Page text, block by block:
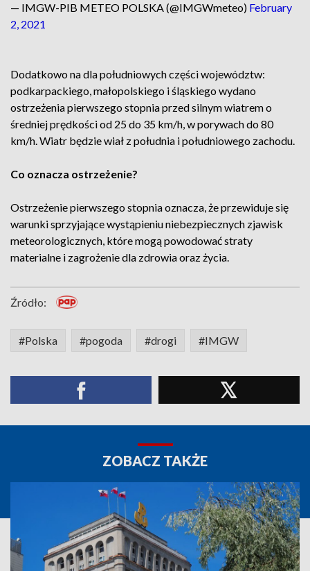
— IMGW-PIB METEO POLSKA (@IMGWmeteo) February
2, 2021
Dodatkowo na dla południowych części województw:
podkarpackiego, małopolskiego i śląskiego wydano
ostrzeżenia pierwszego stopnia przed silnym wiatrem o
średniej prędkości od 25 do 35 km/h, w porywach do 80
km/h. Wiatr będzie wiał z południa i południowego zachodu.
Co oznacza ostrzeżenie?
Ostrzeżenie pierwszego stopnia oznacza, że przewiduje się
warunki sprzyjające wystąpieniu niebezpiecznych zjawisk
meteorologicznych, które mogą powodować straty
materialne i zagrożenie dla zdrowia oraz życia.
Źródło:
#Polska #pogoda #drogi #IMGW
ZOBACZ TAKŻE